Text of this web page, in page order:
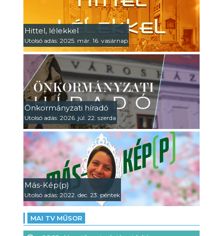
Hittel, lélekkel
Utolsó adás: 2025. már. 16. vasárnap
Önkormányzati híradó
Utolsó adás: 2026. júl. 22. szerda
Más-Kép(p)
Utolsó adás: 2022. dec. 23. péntek
MAI TV MŰSOR